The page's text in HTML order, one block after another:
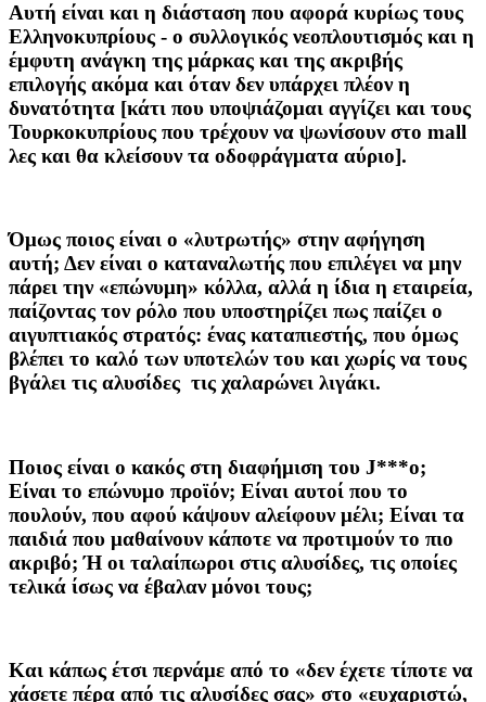
Αυτή είναι και η διάσταση που αφορά κυρίως τους
Ελληνοκυπρίους - ο συλλογικός νεοπλουτισμός και η
έμφυτη ανάγκη της μάρκας και της ακριβής
επιλογής ακόμα και όταν δεν υπάρχει πλέον η
δυνατότητα [κάτι που υποψιάζομαι αγγίζει και τους
Τουρκοκυπρίους που τρέχουν να ψωνίσουν στο mall
λες και θα κλείσουν τα οδοφράγματα αύριο].
Όμως ποιος είναι ο «λυτρωτής» στην αφήγηση
αυτή; Δεν είναι ο καταναλωτής που επιλέγει να μην
πάρει την «επώνυμη» κόλλα, αλλά η ίδια η εταιρεία,
παίζοντας τον ρόλο που υποστηρίζει πως παίζει ο
αιγυπτιακός στρατός: ένας καταπιεστής, που όμως
βλέπει το καλό των υποτελών του και χωρίς να τους
βγάλει τις αλυσίδες τις χαλαρώνει λιγάκι.
Ποιος είναι ο κακός στη διαφήμιση του J***o;
Είναι το επώνυμο προϊόν; Είναι αυτοί που το
πουλούν, που αφού κάψουν αλείφουν μέλι; Είναι τα
παιδιά που μαθαίνουν κάποτε να προτιμούν το πιο
ακριβό; Ή οι ταλαίπωροι στις αλυσίδες, τις οποίες
τελικά ίσως να έβαλαν μόνοι τους;
Και κάπως έτσι περνάμε από το «δεν έχετε τίποτε να
χάσετε πέρα από τις αλυσίδες σας» στο «ευχαριστώ,